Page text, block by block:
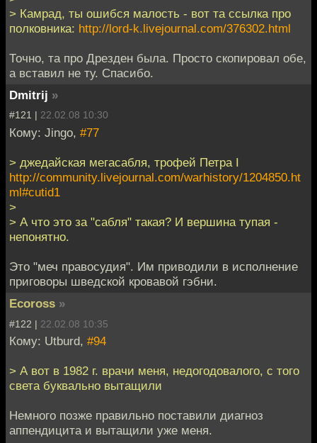
> Камрад, ты ошибся малость - вот та ссылка про
полковника: http://lord-k.livejournal.com/376302.html
Точно, та про Дрезден была. Просто скопировал обе,
а вставил не ту. Спасибо.
Dmitrij »
#121 | 22.02.08 10:30
Кому: Jingo, #77
> джедайская мегасабля, трофей Петра I
http://community.livejournal.com/warhistory/1204850.ht
ml#cutid1
>
> А что это за "сабля" такая? И вершина тупая -
непонятно.
Это "меч правосудия". Им приводили в исполнение
приговоры шведской кровавой гэбни.
Ecoross »
#122 | 22.02.08 10:35
Кому: Utburd, #94
> А вот в 1982 г. врачи меня, недогодовалого, с того
света буквально вытащили
Немного позже правильно поставили диагноз
аппендицита и вытащили уже меня.